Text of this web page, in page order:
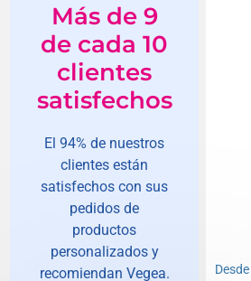
Más de 9
de cada 10
clientes
satisfechos
El 94% de nuestros
clientes están
satisfechos con sus
pedidos de
productos
personalizados y
recomiendan Vegea.
Desde